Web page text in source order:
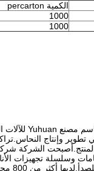
الكمية percarton
1000
1000
شاركت الشركة في تطوير
الشركة شركة
وسلسلة تجهيزات